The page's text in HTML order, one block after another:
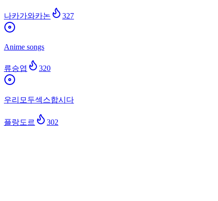
나카가와카논 327
Anime songs
류승엽 320
우리모두섹스합시다
플랑도르 302